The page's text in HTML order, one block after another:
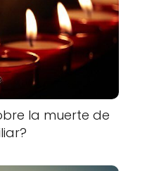
la muerte de